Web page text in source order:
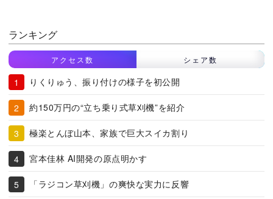
ランキング
アクセス数 シェア数
りくりゅう、振り付けの様子を初公開
約150万円の“立ち乗り式草刈機”を紹介
極楽とんぼ山本、家族で巨大スイカ割り
宮本佳林 AI開発の原点明かす
「ラジコン草刈機」の爽快な実力に反響